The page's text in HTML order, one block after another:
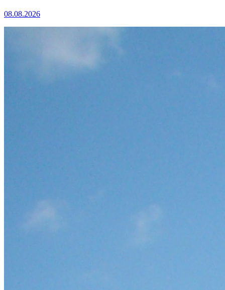
08.08.2026